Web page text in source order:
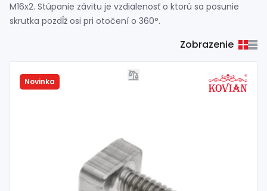
Spojovací materiál
M16x2. Stúpanie závitu je vzdialenosť o ktorú sa posunie
skrutka pozdĺž osi pri otočení o 360°.
Zobrazenie
Novinka